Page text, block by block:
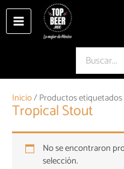
contenido
Inicio/ Productos etiquetados
Tropical Stout
No se encontraron
selección.